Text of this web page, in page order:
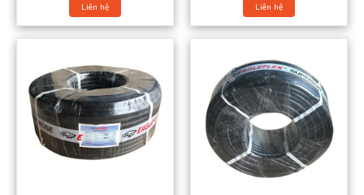
Liên hệ Liên hệ